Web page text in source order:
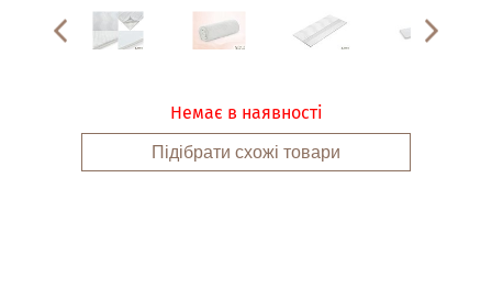
Немає в наявності
Підібрати схожі товари